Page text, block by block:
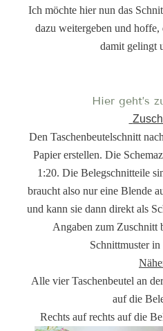
Ich möchte hier nun das
dazu weitergeben und hoffe,
damit gelingt
Hier geht’s
Den Taschenbeutelschnitt
Papier erstellen. Die
1:20. Die Belegschnitteile
braucht also nur eine Blende
und kann sie dann direkt als
Angaben zum Zuschnitt
Schnittmuster
Alle vier Taschenbeutel an
auf die
Rechts auf rechts auf die